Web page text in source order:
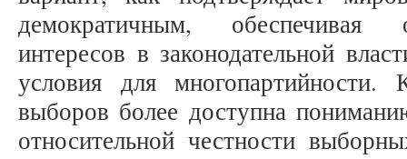
демократичным, обеспечивая
интересов в законодательной
условия для многопартийности.
выборов более доступна
относительной честности